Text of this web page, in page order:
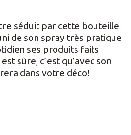
séduit par cette bouteille
de son spray très pratique
ses produits faits
sûre, c’est qu’avec son
dans votre déco!